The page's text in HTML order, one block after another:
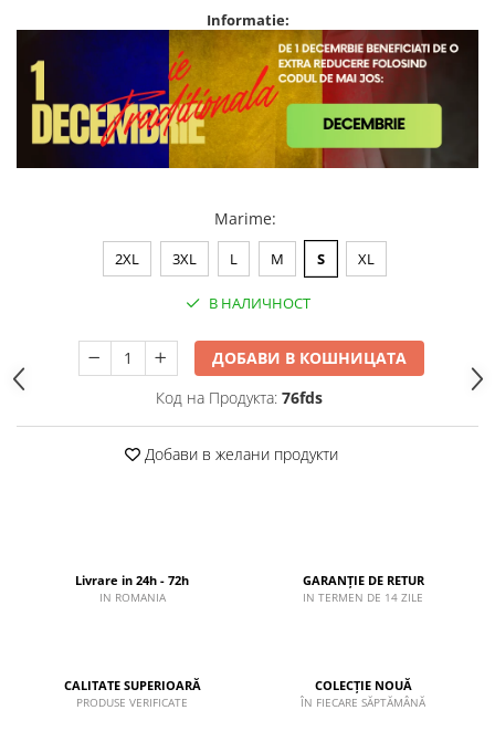
Informatie:
Marime:
2XL 3XL L M S XL
В НАЛИЧНОСТ
ДОБАВИ В КОШНИЦАТА
Код на Продукта: 76fds
Добави в желани продукти
Livrare in 24h - 72h
IN ROMANIA
GARANȚIE DE RETUR
IN TERMEN DE 14 ZILE
CALITATE SUPERIOARĂ
PRODUSE VERIFICATE
COLECȚIE NOUĂ
ÎN FIECARE SĂPTĂMÂNĂ